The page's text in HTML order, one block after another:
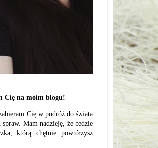
Cię na moim blogu!
Cię w podróż do świata
Mam nadzieję, że będzie
którą chętnie powtórzysz